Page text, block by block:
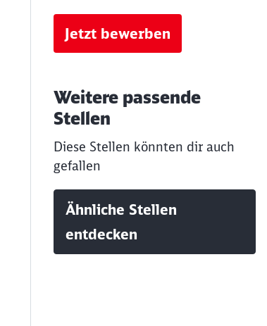
Jetzt bewerben
Weitere passende
Stellen
Diese Stellen könnten dir auch
gefallen
Ähnliche Stellen
entdecken